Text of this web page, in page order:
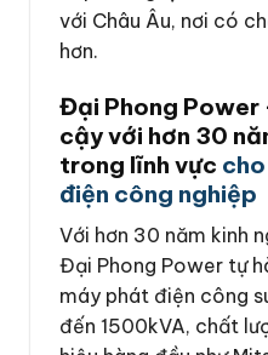
với Châu Âu, nơi có
hơn.
Đại Phong
cậy với hơn 30
trong lĩnh vực
điện công nghiệp
Với hơn 30 năm kinh
Đại Phong Power tự
máy phát điện công
đến 1500kVA, chất